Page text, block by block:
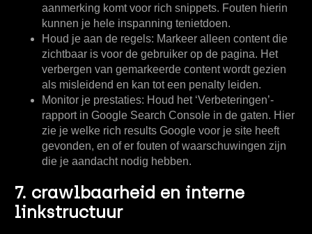
aanmerking komt voor rich snippets. Fouten hierin
kunnen je hele inspanning tenietdoen.
Houd je aan de regels: Markeer alleen content die
zichtbaar is voor de gebruiker op de pagina. Het
verbergen van gemarkeerde content wordt gezien
als misleidend en kan tot een penalty leiden.
Monitor je prestaties: Houd het ‘Verbeteringen’-
rapport in Google Search Console in de gaten. Hier
zie je welke rich results Google voor je site heeft
gevonden, en of er fouten of waarschuwingen zijn
die je aandacht nodig hebben.
7. crawlbaarheid en interne
linkstructuur